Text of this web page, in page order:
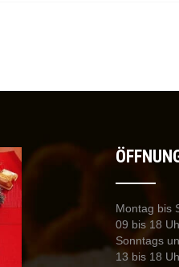
Montag bis
09 bis 18
Sonntags
13 bis 18